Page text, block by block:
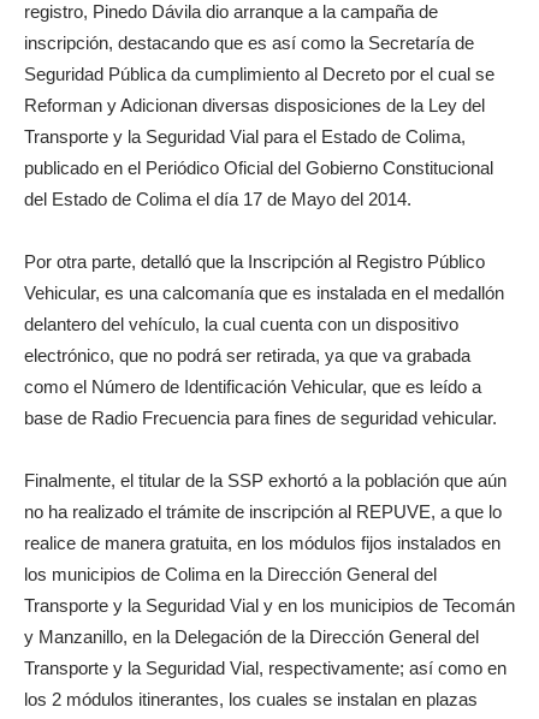
registro, Pinedo Dávila dio arranque a la campaña de
inscripción, destacando que es así como la Secretaría de
Seguridad Pública da cumplimiento al Decreto por el cual se
Reforman y Adicionan diversas disposiciones de la Ley del
Transporte y la Seguridad Vial para el Estado de Colima,
publicado en el Periódico Oficial del Gobierno Constitucional
del Estado de Colima el día 17 de Mayo del 2014.
Por otra parte, detalló que la Inscripción al Registro Público
Vehicular, es una calcomanía que es instalada en el medallón
delantero del vehículo, la cual cuenta con un dispositivo
electrónico, que no podrá ser retirada, ya que va grabada
como el Número de Identificación Vehicular, que es leído a
base de Radio Frecuencia para fines de seguridad vehicular.
Finalmente, el titular de la SSP exhortó a la población que aún
no ha realizado el trámite de inscripción al REPUVE, a que lo
realice de manera gratuita, en los módulos fijos instalados en
los municipios de Colima en la Dirección General del
Transporte y la Seguridad Vial y en los municipios de Tecomán
y Manzanillo, en la Delegación de la Dirección General del
Transporte y la Seguridad Vial, respectivamente; así como en
los 2 módulos itinerantes, los cuales se instalan en plazas